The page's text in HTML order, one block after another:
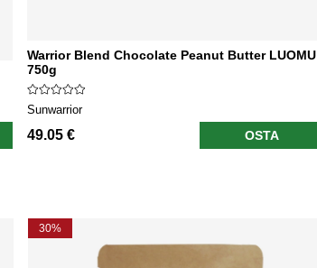
Warrior Blend Chocolate Peanut Butter LUOMU
750g
Sunwarrior
49.05 € OSTA
30%